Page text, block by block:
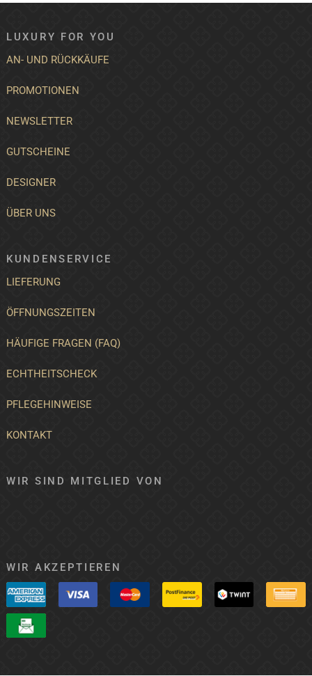
LUXURY FOR YOU
AN- UND RÜCKKÄUFE
PROMOTIONEN
NEWSLETTER
GUTSCHEINE
DESIGNER
ÜBER UNS
KUNDENSERVICE
LIEFERUNG
ÖFFNUNGSZEITEN
HÄUFIGE FRAGEN (FAQ)
ECHTHEITSCHECK
PFLEGEHINWEISE
KONTAKT
WIR SIND MITGLIED VON
WIR AKZEPTIEREN